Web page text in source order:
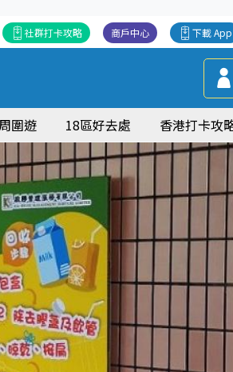
下載 App
商戶中心
社群打卡攻略
圍遊 18區好去處 香港打卡攻